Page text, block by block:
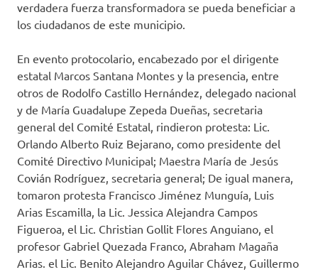
verdadera fuerza transformadora se pueda beneficiar a
los ciudadanos de este municipio.
En evento protocolario, encabezado por el dirigente
estatal Marcos Santana Montes y la presencia, entre
otros de Rodolfo Castillo Hernández, delegado nacional
y de María Guadalupe Zepeda Dueñas, secretaria
general del Comité Estatal, rindieron protesta: Lic.
Orlando Alberto Ruiz Bejarano, como presidente del
Comité Directivo Municipal; Maestra María de Jesús
Covián Rodríguez, secretaria general; De igual manera,
tomaron protesta Francisco Jiménez Munguía, Luis
Arias Escamilla, la Lic. Jessica Alejandra Campos
Figueroa, el Lic. Christian Gollit Flores Anguiano, el
profesor Gabriel Quezada Franco, Abraham Magaña
Arias. el Lic. Benito Alejandro Aguilar Chávez, Guillermo